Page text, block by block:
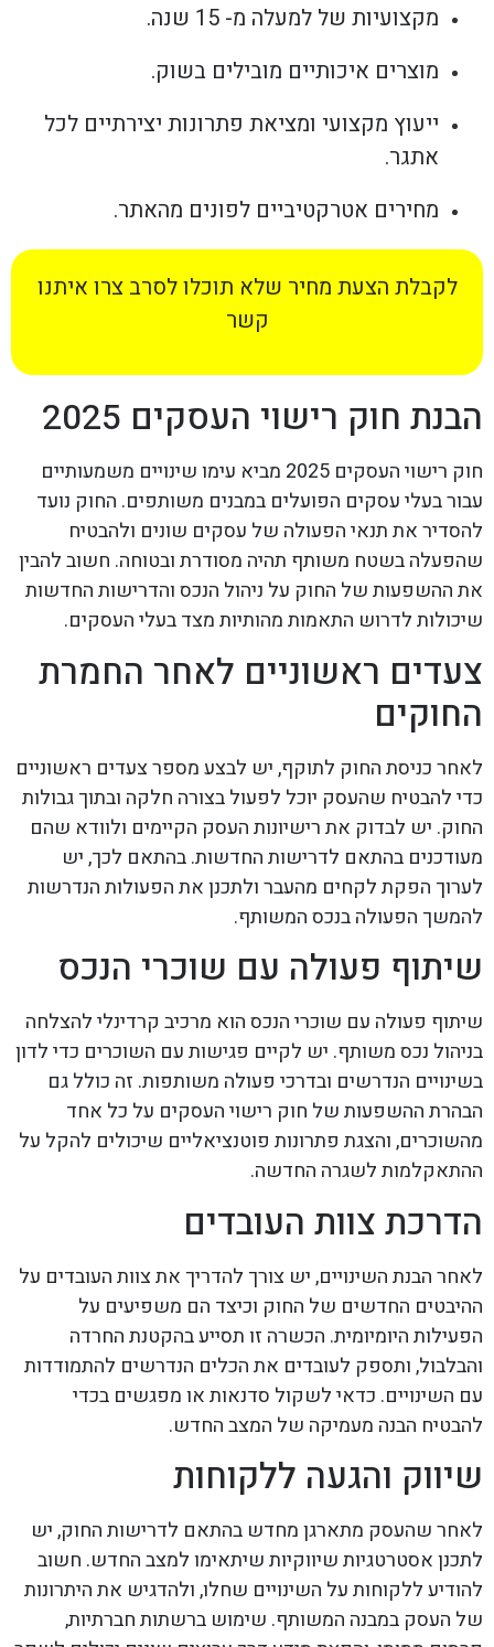
מקצועיות של למעלה מ- 15 שנה.
מוצרים איכותיים מובילים בשוק.
ייעוץ מקצועי ומציאת פתרונות יצירתיים לכל
אתגר.
מחירים אטרקטיביים לפונים מהאתר.
לקבלת הצעת מחיר שלא תוכלו לסרב צרו איתנו
קשר
הבנת חוק רישוי העסקים 2025
חוק רישוי העסקים 2025 מביא עימו שינויים משמעותיים
עבור בעלי עסקים הפועלים במבנים משותפים. החוק נועד
להסדיר את תנאי הפעולה של עסקים שונים ולהבטיח
שהפעלה בשטח משותף תהיה מסודרת ובטוחה. חשוב להבין
את ההשפעות של החוק על ניהול הנכס והדרישות החדשות
שיכולות לדרוש התאמות מהותיות מצד בעלי העסקים.
צעדים ראשוניים לאחר החמרת
החוקים
לאחר כניסת החוק לתוקף, יש לבצע מספר צעדים ראשוניים
כדי להבטיח שהעסק יוכל לפעול בצורה חלקה ובתוך גבולות
החוק. יש לבדוק את רישיונות העסק הקיימים ולוודא שהם
מעודכנים בהתאם לדרישות החדשות. בהתאם לכך, יש
לערוך הפקת לקחים מהעבר ולתכנן את הפעולות הנדרשות
להמשך הפעולה בנכס המשותף.
שיתוף פעולה עם שוכרי הנכס
שיתוף פעולה עם שוכרי הנכס הוא מרכיב קרדינלי להצלחה
בניהול נכס משותף. יש לקיים פגישות עם השוכרים כדי לדון
בשינויים הנדרשים ובדרכי פעולה משותפות. זה כולל גם
הבהרת ההשפעות של חוק רישוי העסקים על כל אחד
מהשוכרים, והצגת פתרונות פוטנציאליים שיכולים להקל על
ההתאקלמות לשגרה החדשה.
הדרכת צוות העובדים
לאחר הבנת השינויים, יש צורך להדריך את צוות העובדים על
ההיבטים החדשים של החוק וכיצד הם משפיעים על
הפעילות היומיומית. הכשרה זו תסייע בהקטנת החרדה
והבלבול, ותספק לעובדים את הכלים הנדרשים להתמודדות
עם השינויים. כדאי לשקול סדנאות או מפגשים בכדי
להבטיח הבנה מעמיקה של המצב החדש.
שיווק והגעה ללקוחות
לאחר שהעסק מתארגן מחדש בהתאם לדרישות החוק, יש
לתכנן אסטרטגיות שיווקיות שיתאימו למצב החדש. חשוב
להודיע ללקוחות על השינויים שחלו, ולהדגיש את היתרונות
של העסק במבנה המשותף. שימוש ברשתות חברתיות,